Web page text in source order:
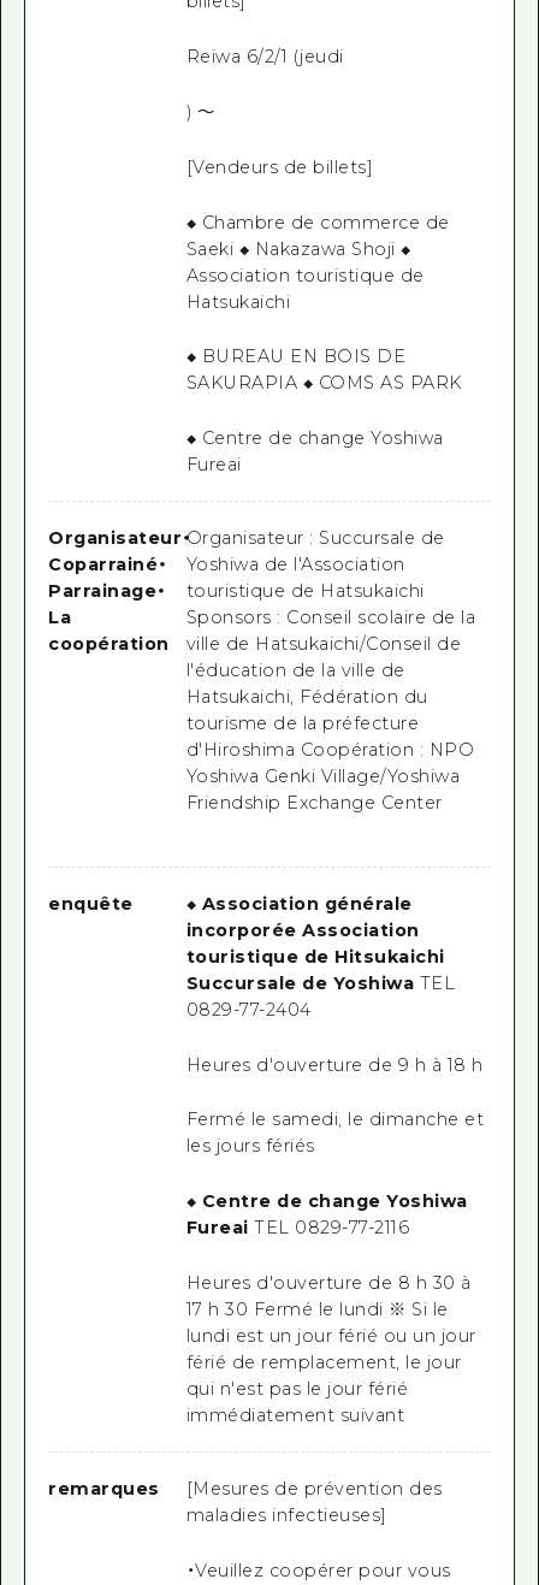
Reiwa 6/2/1 (jeudi
) ～
[Vendeurs de billets]
◆ Chambre de commerce de
Saeki ◆ Nakazawa Shoji ◆
Association touristique de
Hatsukaichi
◆ BUREAU EN BOIS DE
SAKURAPIA ◆ COMS AS PARK
◆ Centre de change Yoshiwa
Fureai
Organisateur・
Coparrainé・
Parrainage・
La
coopération
Organisateur : Succursale de
Yoshiwa de l'Association
touristique de Hatsukaichi
Sponsors : Conseil scolaire de la
ville de Hatsukaichi/Conseil de
l'éducation de la ville de
Hatsukaichi, Fédération du
tourisme de la préfecture
d'Hiroshima Coopération : NPO
Yoshiwa Genki Village/Yoshiwa
Friendship Exchange Center
enquête
◆ Association générale
incorporée Association
touristique de Hitsukaichi
Succursale de Yoshiwa TEL
0829-77-2404
Heures d'ouverture de 9 h à 18 h
Fermé le samedi, le dimanche et
les jours fériés
◆ Centre de change Yoshiwa
Fureai TEL 0829-77-2116
Heures d'ouverture de 8 h 30 à
17 h 30 Fermé le lundi ※ Si le
lundi est un jour férié ou un jour
férié de remplacement, le jour
qui n'est pas le jour férié
immédiatement suivant
remarques
[Mesures de prévention des
maladies infectieuses]
・Veuillez coopérer pour vous